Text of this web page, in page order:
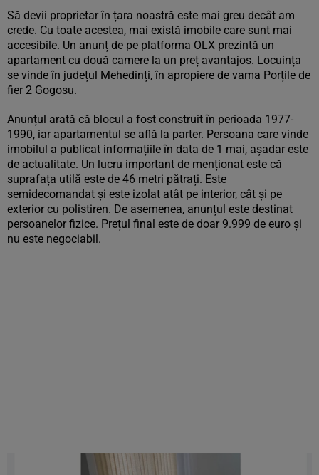
Să devii proprietar în țara noastră este mai greu decât am
crede. Cu toate acestea, mai există imobile care sunt mai
accesibile. Un anunț de pe platforma OLX prezintă un
apartament cu două camere la un preț avantajos. Locuința
se vinde în județul Mehedinți, în apropiere de vama Porțile de
fier 2 Gogosu.
Anunțul arată că blocul a fost construit în perioada 1977-
1990, iar apartamentul se află la parter. Persoana care vinde
imobilul a publicat informațiile în data de 1 mai, așadar este
de actualitate. Un lucru important de menționat este că
suprafața utilă este de 46 metri pătrați. Este
semidecomandat și este izolat atât pe interior, cât și pe
exterior cu polistiren. De asemenea, anunțul este destinat
persoanelor fizice. Prețul final este de doar 9.999 de euro și
nu este negociabil.